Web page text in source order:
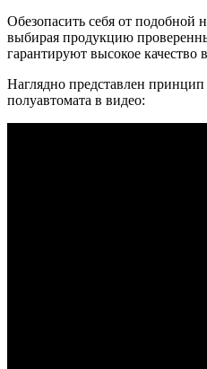
Обезопасить себя от подобной
выбирая продукцию
гарантируют высокое
Наглядно представлен
полуавтомата в видео: